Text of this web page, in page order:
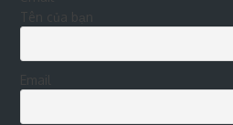
Tên của bạn